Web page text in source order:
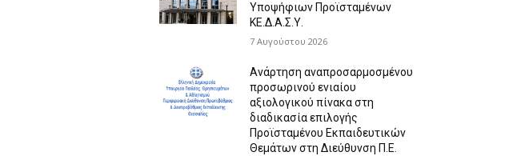
Υποψήφιων Προϊσταμένων
ΚΕ.Δ.Α.Σ.Υ.
7 Αυγούστου 2026
Ανάρτηση αναπροσαρμοσμένου
προσωρινού ενιαίου
αξιολογικού πίνακα στη
διαδικασία επιλογής
Προϊσταμένου Εκπαιδευτικών
Θεμάτων στη Διεύθυνση Π.Ε.